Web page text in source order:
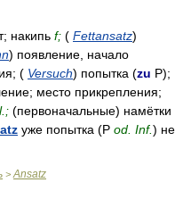
накипь f; ( Fettansatz)
) появление, начало
( Versuch) попытка (zu Р);
место прикрепления;
(первоначальные) намётки
уже попытка (Р od. Inf.) не
> Ansatz